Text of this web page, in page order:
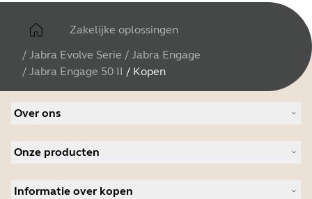
Zakelijke oplossingen
/ Jabra Evolve Serie / Jabra Engage
/ Jabra Engage 50 II / Kopen
Over ons
Werken bij Jabra
Nieuws en persberichten
Onze producten
Speakerphones
Informatie over kopen